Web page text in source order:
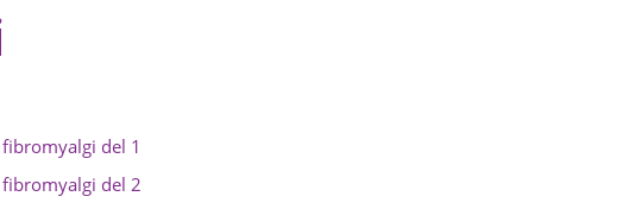
del 1
del 2